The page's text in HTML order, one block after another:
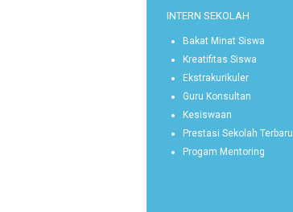
INTERN SEKOLAH
Bakat Minat Siswa
Kreatifitas Siswa
Ekstrakurikuler
Guru Konsultan
Kesiswaan
Prestasi Sekolah Terbaru
Progam Mentoring